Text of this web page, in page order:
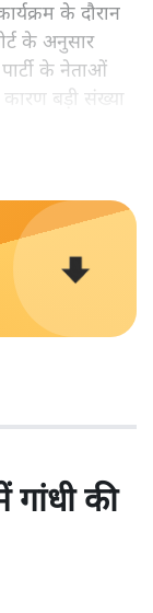
के दौरान
के अनुसार
के नेताओं
कारण बड़ी संख्या
गांधी की